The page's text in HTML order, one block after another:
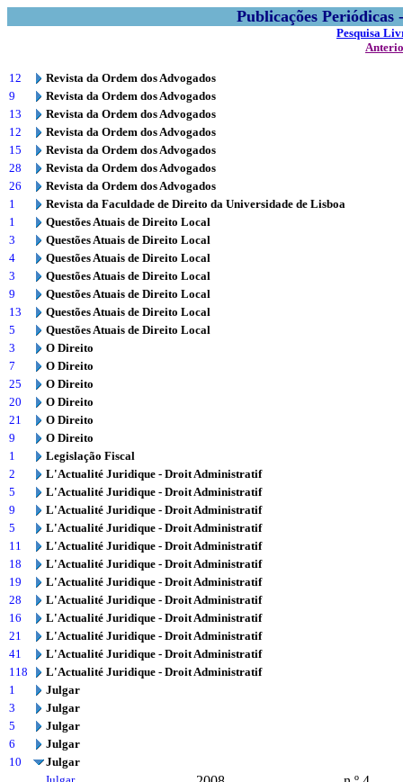
Publicações
Pesquisa
12
Revista da Ordem dos Advogados
9
Revista da Ordem dos Advogados
13
Revista da Ordem dos Advogados
12
Revista da Ordem dos Advogados
15
Revista da Ordem dos Advogados
28
Revista da Ordem dos Advogados
26
Revista da Ordem dos Advogados
1
Revista da Faculdade de Direito da Universidade de Lisboa
1
Questões Atuais de Direito Local
3
Questões Atuais de Direito Local
4
Questões Atuais de Direito Local
3
Questões Atuais de Direito Local
9
Questões Atuais de Direito Local
13
Questões Atuais de Direito Local
5
Questões Atuais de Direito Local
3
O Direito
7
O Direito
25
O Direito
20
O Direito
21
O Direito
9
O Direito
1
Legislação Fiscal
2
L'Actualité Juridique - Droit Administratif
5
L'Actualité Juridique - Droit Administratif
9
L'Actualité Juridique - Droit Administratif
5
L'Actualité Juridique - Droit Administratif
11
L'Actualité Juridique - Droit Administratif
18
L'Actualité Juridique - Droit Administratif
19
L'Actualité Juridique - Droit Administratif
28
L'Actualité Juridique - Droit Administratif
16
L'Actualité Juridique - Droit Administratif
21
L'Actualité Juridique - Droit Administratif
41
L'Actualité Juridique - Droit Administratif
118
L'Actualité Juridique - Droit Administratif
1
Julgar
3
Julgar
5
Julgar
6
Julgar
10
Julgar